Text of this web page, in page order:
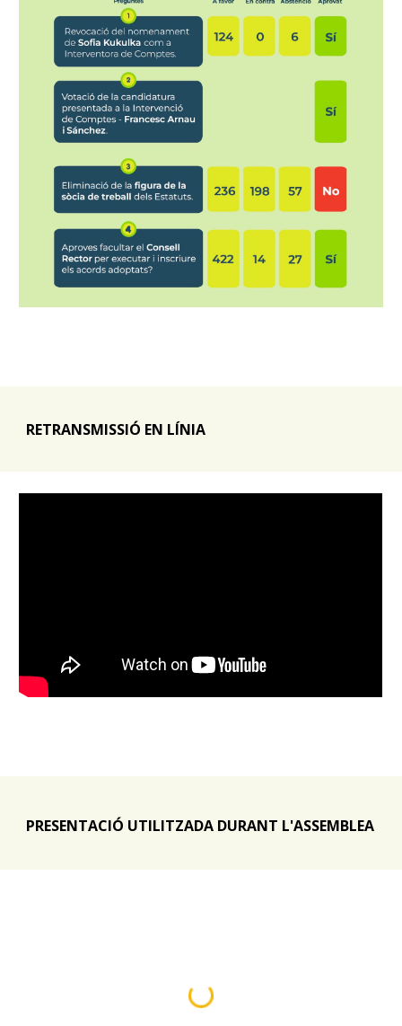
RETRANSMISSIÓ EN LÍNIA
PRESENTACIÓ UTILITZADA DURANT L'ASSEMBLEA